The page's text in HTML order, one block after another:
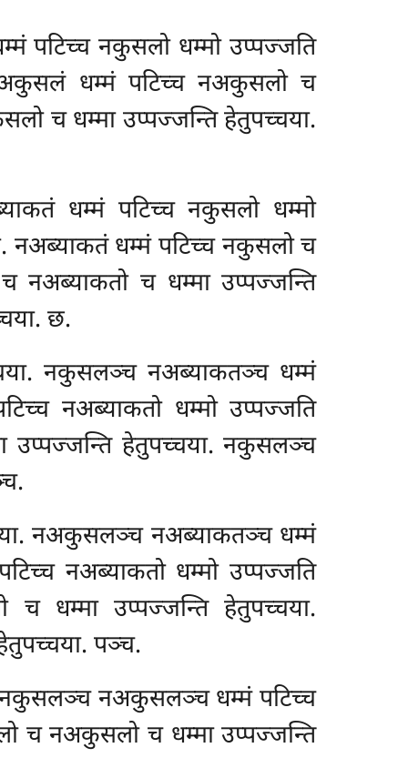
पटिच्च नकुसलो धम्मो उप्पज्जति
धम्मं पटिच्च नअकुसलो च
च धम्मा उप्पज्जन्ति हेतुपच्चया.
धम्मं पटिच्च नकुसलो धम्मो
नअब्याकतं धम्मं पटिच्च नकुसलो च
नअब्याकतो च धम्मा उप्पज्जन्ति
छ.
नकुसलञ्च नअब्याकतञ्च धम्मं
नअब्याकतो धम्मो उप्पज्जति
हेतुपच्चया. नकुसलञ्च
नअकुसलञ्च नअब्याकतञ्च धम्मं
नअब्याकतो धम्मो उप्पज्जति
धम्मा उप्पज्जन्ति हेतुपच्चया.
पञ्च.
नअकुसलञ्च धम्मं पटिच्च
च नअकुसलो च धम्मा उप्पज्जन्ति